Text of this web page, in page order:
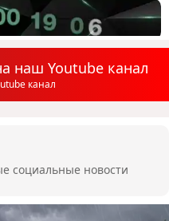
наш Youtube канал
канал
социальные новости